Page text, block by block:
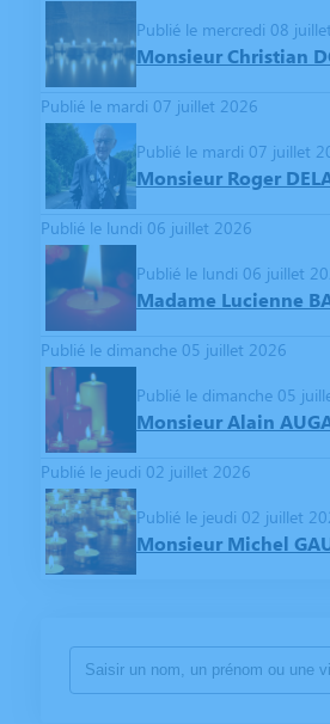
Publié le mercredi 08
Monsieur Christian
Publié le mardi 07 juillet 2026
Publié le mardi 07 juillet
Monsieur Roger
Publié le lundi 06 juillet 2026
Publié le lundi 06 juillet
Madame Lucienne
Publié le dimanche 05 juillet 2026
Publié le dimanche 05
Monsieur Alain
Publié le jeudi 02 juillet 2026
Publié le jeudi 02 juillet
Monsieur Michel